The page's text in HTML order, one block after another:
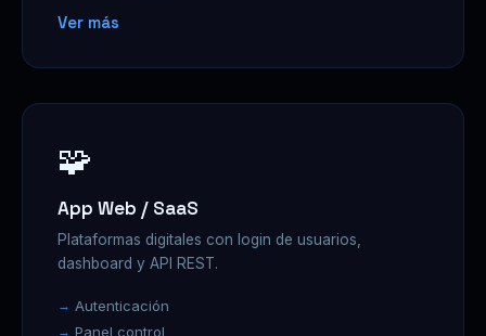
Ver más
🧩
App Web / SaaS
Plataformas digitales con login de usuarios,
dashboard y API REST.
Autenticación
Panel control